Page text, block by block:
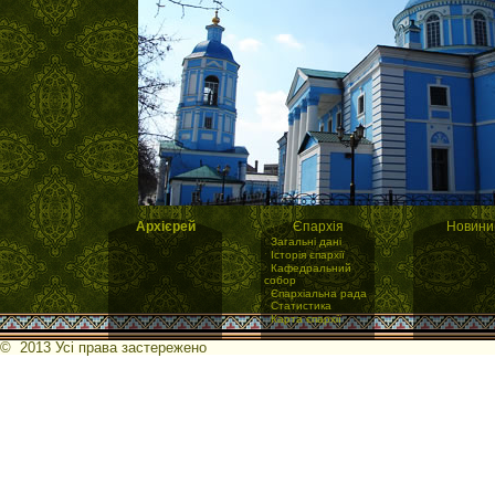
Архієрей Єпархія
·Загальні дані
·Історія єпархії
·Кафедральний
собор
·Єпархіальна рада
·Статистика
·Карта єпархії
Новини
© 2013 Усі права застережено